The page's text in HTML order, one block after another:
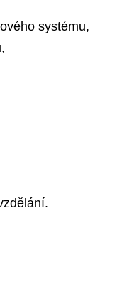
systému,
,